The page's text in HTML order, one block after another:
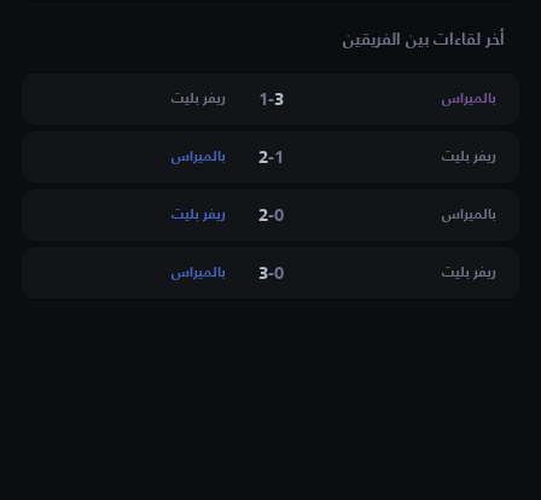
أخر لقاءات بين الفريقين
بالميراس 3
-
1 ريفر بليت
ريفر بليت 1
-
2 بالميراس
بالميراس 0
-
2 ريفر بليت
ريفر بليت 0
-
3 بالميراس